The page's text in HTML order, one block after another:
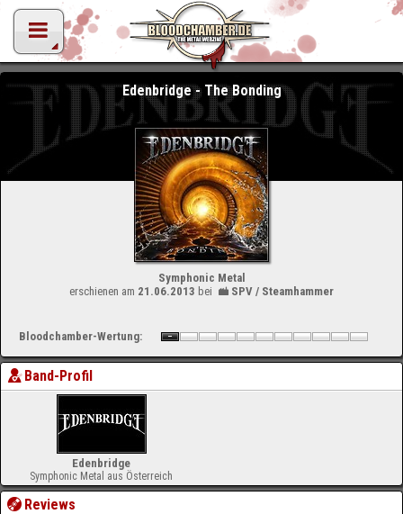
Edenbridge - The Bonding
Symphonic Metal
erschienen am 21.06.2013 bei SPV / Steamhammer
Bloodchamber-Wertung:
Band-Profil
Edenbridge
Symphonic Metal aus Österreich
Reviews